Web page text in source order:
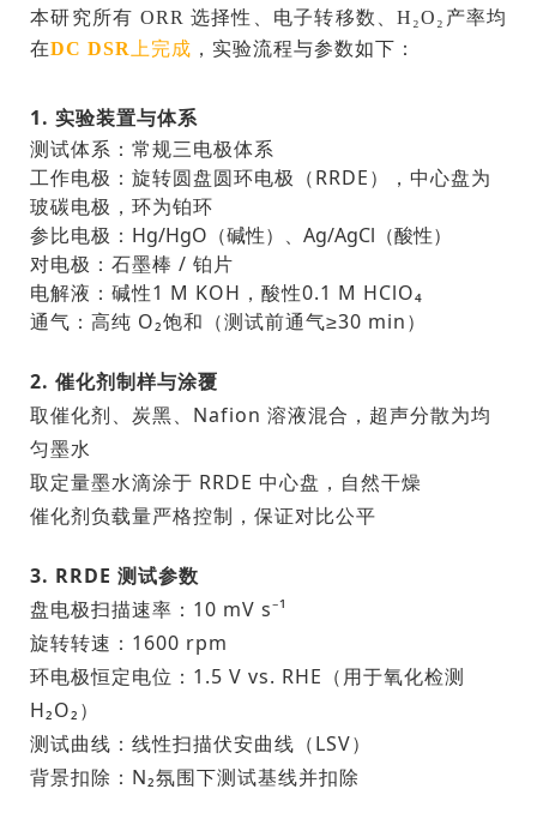
本研究所有 ORR 选择性、电子转移数、H₂O₂产率均
在DC DSR上完成 ，实验流程与参数如下：
1. 实验装置与体系
测试体系：常规三电极体系
工作电极：旋转圆盘圆环电极（RRDE），中心盘为
玻碳电极，环为铂环
参比电极： Hg/HgO （碱性）、Ag/AgCl（酸性）
对电极：石墨棒 / 铂片
电解液：碱性1 M KOH，酸性0.1 M HClO₄
通气：高纯 O₂饱和（测试前通气≥30 min）
2. 催化剂制样与涂覆
取催化剂、炭黑、Nafion 溶液混合，超声分散为均
匀墨水
取定量墨水滴涂于 RRDE 中心盘，自然干燥
催化剂负载量严格控制，保证对比公平
3. RRDE 测试参数
盘电极扫描速率： 10 mV s⁻¹
旋转转速： 1600 rpm
环电极恒定电位： 1.5 V vs. RHE （用于氧化检测
H₂O₂）
测试曲线：线性扫描伏安曲线（LSV）
背景扣除：N₂氛围下测试基线并扣除